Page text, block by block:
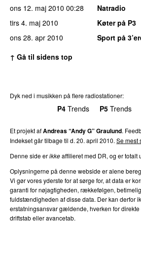
ons 12. maj 2010 00:28
Natradio
tirs 4. maj 2010
Køter på P3
ons 28. apr 2010
Sport på
↑ Gå til sidens top
Dyk ned i musikken på flere radiostationer:
P4 Trends P5 Trends
Et projekt afAndreas “Andy G” Graulund.
Indekset går tilbage til d. 20. april 2010. Se mest
Denne side erikkeaffilieret med DR, og er totalt
Oplysningerne på denne webside er alene
Vi gør vores yderste for at sørge for, at data er
garanti for nøjagtigheden, rækkefølgen,
fuldstændigheden af disse data. Der kan derfor
erstatningsansvar gældende, hverken for direkte
driftstab eller avancetab.